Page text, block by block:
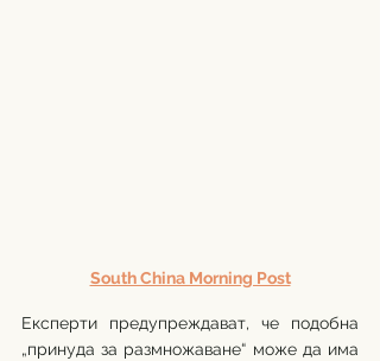
South China Morning Post
Експерти предупреждават, че подобна
„принуда за размножаване“ може да има